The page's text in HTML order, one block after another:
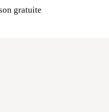
gratuite